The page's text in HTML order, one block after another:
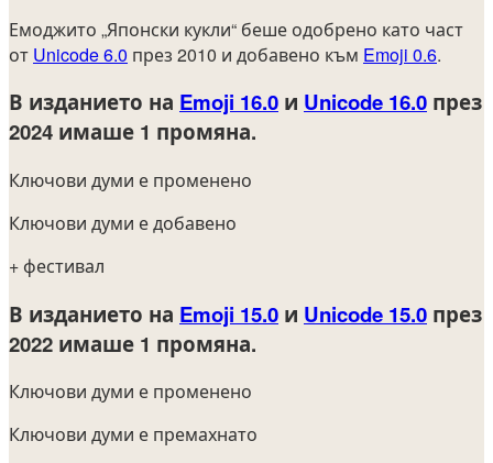
Емоджито „Японски кукли“ беше одобрено като част
от Unicode 6.0 през 2010 и добавено към Emoji 0.6.
В изданието на Emoji 16.0 и Unicode 16.0 през
2024 имаше 1 промяна.
Ключови думи е променено
Ключови думи е добавено
+ фестивал
В изданието на Emoji 15.0 и Unicode 15.0 през
2022 имаше 1 промяна.
Ключови думи е променено
Ключови думи е премахнато